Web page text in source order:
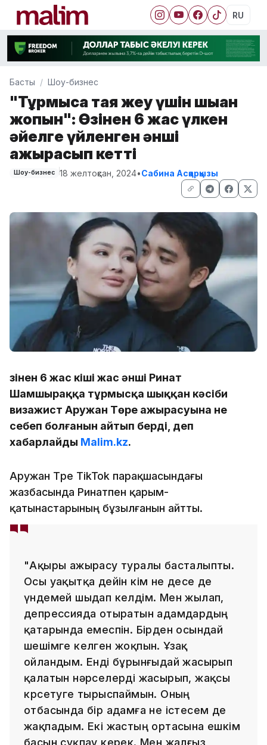
RU
Басты Шоу-бизнес
"Тұрмысқа таяқ жеу үшін шыққан
жоқпын": Өзінен 6 жас үлкен
әйелге үйленген әнші
ажырасып кетті
Шоу-бизнес 18 желтоқсан, 2024•Сабина Асқарқызы
Өзінен 6 жас кіші жас әнші Ринат
Шамшыраққа тұрмысқа шыққан кәсіби
визажист Аружан Төре ажырасуына не
себеп болғанын айтып берді, деп
хабарлайды Malim.kz.
Аружан Төре TikTok парақшасындағы
жазбасында Ринатпен қарым-
қатынастарының бұзылғанын айтты.
"Ақыры ажырасу туралы басталыпты.
Осы уақытқа дейін кім не десе де
үндемей шыдап келдім. Мен жылап,
депрессияда отыратын адамдардың
қатарында емеспін. Бірден осындай
шешімге келген жоқпын. Ұзақ
ойландым. Енді бұрынғыдай жасырып
қалатын нәрселерді жасырып, жақсы
көрсетуге тырыспаймын. Оның
отбасында бір адамға не істесем де
жақпадым. Екі жастың ортасына ешкім
басын сұқпау керек. Мен жалғыз